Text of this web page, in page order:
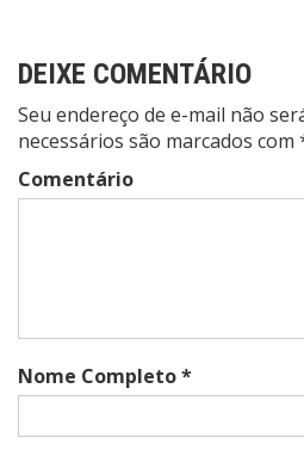
DEIXE COMENTÁRIO
Seu endereço de e-mail não
necessários são marcados com
Comentário
Nome Completo *